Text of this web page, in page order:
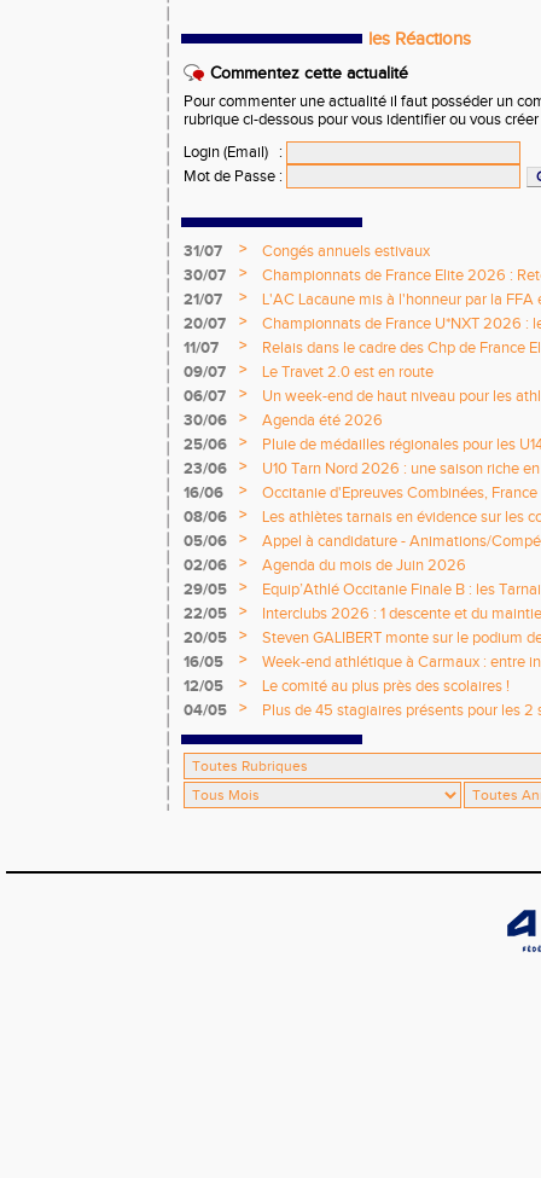
les Réactions
Commentez cette actualité
Pour commenter une actualité il faut posséder un
rubrique ci-dessous pour vous identifier ou vous
Login (Email)
:
Mot de Passe :
31/07 >
Congés annuels estivaux
30/07
>
Championnats de France Elite 2026 :
21/07
>
L'AC Lacaune mis à l'honneur par la
20/07
>
Championnats de France U*NXT 2026 :
titres nationaux !
11/07 >
Relais dans le cadre des Chp de France
09/07
>
Le Travet 2.0 est en route
06/07
>
Un week-end de haut niveau pour les
nationale
30/06 >
Agenda été 2026
25/06
>
Pluie de médailles régionales pour les
23/06
>
U10 Tarn Nord 2026 : une saison riche
émotions
16/06 >
Occitanie d'Epreuves Combinées,
National de Castres
08/06 >
Les athlètes tarnais en évidence sur les
05/06
>
Appel à candidature - Animations/
2026 / 2027
02/06 >
Agenda du mois de Juin 2026
29/05
>
Equip’Athlé Occitanie Finale B : les
22/05
>
Interclubs 2026 : 1 descente et du
20/05
>
Steven GALIBERT monte sur le podium
16/05
>
Week-end athlétique à Carmaux : entre
départementaux jeunes
12/05 >
Le comité au plus près des scolaires !
04/05
>
Plus de 45 stagiaires présents pour les 2